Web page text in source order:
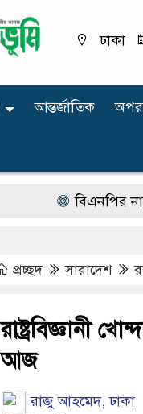
ঢাকা
আন্তর্জাতিক
বিএনপির নারী
প্রচ্ছদ সারাদেশ
রাষ্ট্রবিজ্ঞানী
আজ
রাজু আহমেদ, ঢাকা